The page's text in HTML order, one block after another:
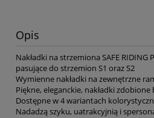
Opis
Nakładki na strzemiona SAFE
pasujące do strzemion S1 oraz S2
Wymienne nakładki na zewnętrzne
Piękne, eleganckie, nakładki zdobione
Dostępne w 4 wariantach
Nadadzą szyku, uatrakcyjnią i